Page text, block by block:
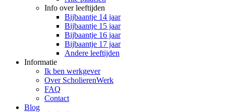
Info over leeftijden
Bijbaantje 14 jaar
Bijbaantje 15 jaar
Bijbaantje 16 jaar
Bijbaantje 17 jaar
Andere leeftijden
Informatie
Ik ben werkgever
Over ScholierenWerk
FAQ
Contact
Blog